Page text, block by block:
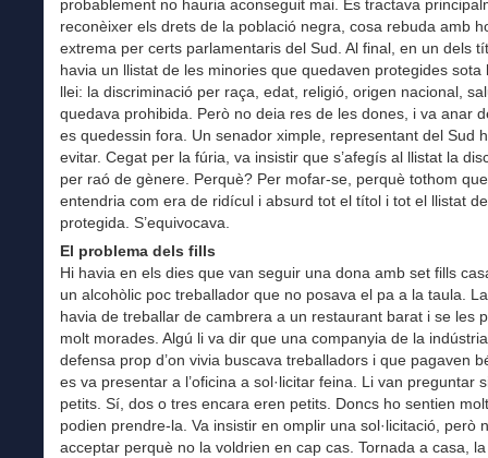
probablement no hauria aconseguit mai. Es tractava
reconèixer els drets de la població negra, cosa rebuda amb
extrema per certs parlamentaris del Sud. Al final, en un dels
havia un llistat de les minories que quedaven protegides sota
llei: la discriminació per raça, edat, religió, origen nacional,
quedava prohibida. Però no deia res de les dones, i va anar
es quedessin fora. Un senador ximple, representant del Sud
evitar. Cegat per la fúria, va insistir que s’afegís al llistat la
per raó de gènere. Perquè? Per mofar-se, perquè tothom
entendria com era de ridícul i absurd tot el títol i tot el llistat
protegida. S’equivocava.
El problema dels fills
Hi havia en els dies que van seguir una dona amb set fills
un alcohòlic poc treballador que no posava el pa a la taula.
havia de treballar de cambrera a un restaurant barat i se les
molt morades. Algú li va dir que una companyia de la
defensa prop d’on vivia buscava treballadors i que pagaven
es va presentar a l’oficina a sol·licitar feina. Li van preguntar
petits. Sí, dos o tres encara eren petits. Doncs ho sentien
podien prendre-la. Va insistir en omplir una sol·licitació, però
acceptar perquè no la voldrien en cap cas. Tornada a casa,